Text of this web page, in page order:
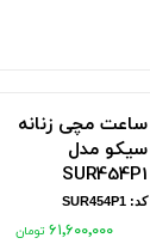
ساعت مچی زنانه
سیکو مدل
SUR454P1
کد: SUR454P1
۶۱٬۶۰۰٬۰۰۰